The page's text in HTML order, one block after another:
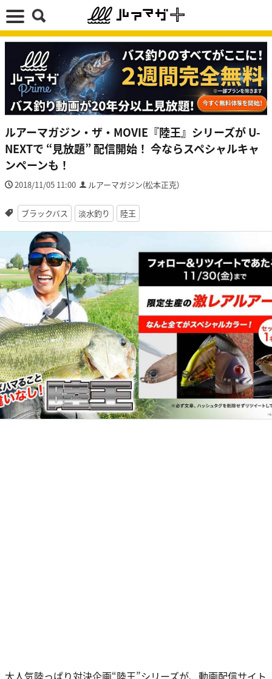
ルアーマガジン・ザ・MOVIE『陸王』シリーズが U-
NEXTで “見放題” 配信開始！ 今ならスペシャルキャ
ンペーンも！
2018/11/05 11:00 ルアーマガジン(松本正克)
ブラックバス 淡水釣り 陸王
大人気陸っぱり対決企画“陸王”シリーズが、動画配信サイト